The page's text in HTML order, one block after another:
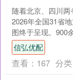
随着北京、四川两
2026年全国31省
图终于呈现。900
如同一张精密的等
国地方高等教育....
信弘优配
查看： 167 分类